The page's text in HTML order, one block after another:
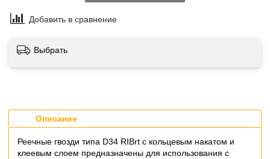
Добавить в сравнение
Выбрать
Описание
Реечные гвозди типа D34 RIBrt с кольцевым накатом и
клеевым слоем предназначены для использования с